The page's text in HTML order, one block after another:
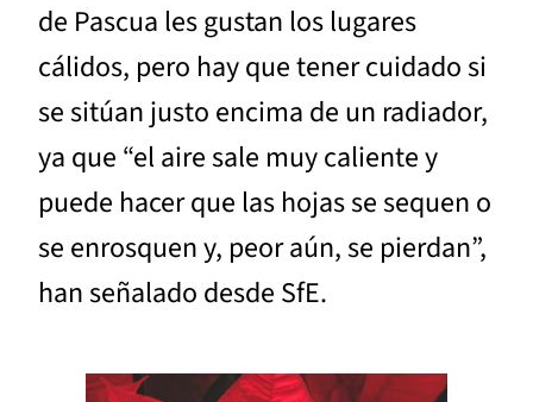
de Pascua les gustan los lugares
cálidos, pero hay que tener cuidado si
se sitúan justo encima de un radiador,
ya que “el aire sale muy caliente y
puede hacer que las hojas se sequen o
se enrosquen y, peor aún, se pierdan”,
han señalado desde SfE.